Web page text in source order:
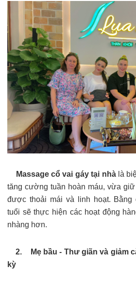
Massage cổ vai gáy tại nhàlà
tăng cường tuần hoàn máu, vừa
được thoải mái và linh hoạt. Bằng
tuổi sẽ thực hiện các hoạt động
nhàng hơn.
2. Mẹ bầu - Thư giãn và giảm
kỳ